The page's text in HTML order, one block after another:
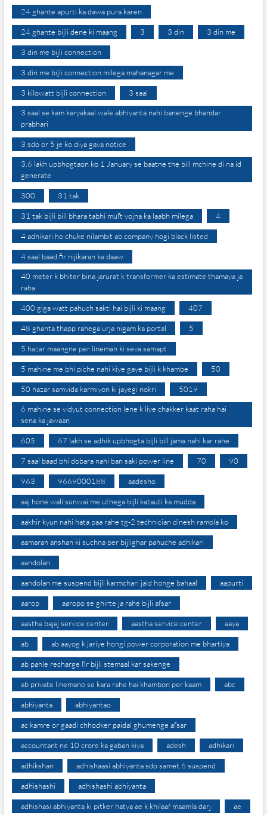
24 ghante apurti ka dawa pura karen
24 ghante bijli dene ki maang 3 3 din 3 din me
3 din me bijli connection
3 din me bijli connection milega mahanagar me
3 kilowatt bijli connection 3 saal
3 saal se kam karyakaal wale abhiyanta nahi banenge bhandar
prabhari
3 sdo or 5 je ko diya gaya notice
3.6 lakh upbhogtaon ko 1 January se baatne the bill mchine di na id
generate
300 31 tak
31 tak bijli bill bhara tabhi muft yojna ka laabh milega 4
4 adhikari ho chuke nilambit ab company hogi black listed
4 saal baad fir nijikaran ka daaw
40 meter k bhiter bina jarurat k transformer ka estimate thamaya ja
raha
400 giga watt pahuch sakti hai bijli ki maang 407
48 ghanta thapp rahega urja nigam ka portal 5
5 hazar maangne per lineman ki seva samapt
5 mahine me bhi piche nahi kiye gaye bijli k khambe 50
50 hazar samvida karmiyon ki jayegi nokri 5019
6 mahine se vidyut connection lene k liye chakker kaat raha hai
sena ka jawaan
605 67 lakh se adhik upbhogta bijli bill jama nahi kar rahe
7 saal baad bhi dobara nahi ban saki power line 70 90
963 9669000188 aadesho
aaj hone wali sunwai me uthega bijli katauti ka mudda
aakhir kyun nahi hata paa rahe tg-2 technician dinesh ramola ko
aamaran anshan ki suchna per bijlighar pahuche adhikari
aandolan
aandolan me suspend bijli karmchari jald honge bahaal aapurti
aarop aaropo se ghirte ja rahe bijli afsar
aastha bajaj service center aastha service center aaya
ab ab aayog k jariye hongi power corporation me bhartiya
ab pahle recharge fir bijli stemaal kar sakenge
ab private linemano se kara rahe hai khambon per kaam abc
abhiyanta abhiyantao
ac kamre or gaadi chhodker paidal ghumenge afsar
accountant ne 10 crore ka gaban kiya adesh adhikari
adhikshan adhishaasi abhiyanta sdo samet 6 suspend
adhishashi adhishashi abhiyanta
adhishasi abhiyanta ki pitker hatya ae k khilaaf maamla darj ae